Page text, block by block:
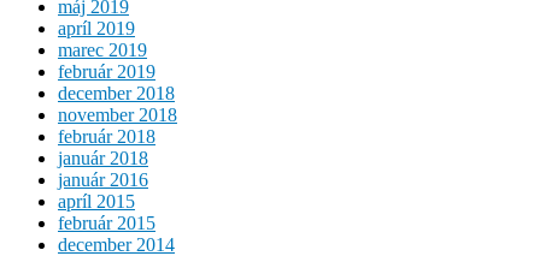
máj 2019
apríl 2019
marec 2019
február 2019
december 2018
november 2018
február 2018
január 2018
január 2016
apríl 2015
február 2015
december 2014